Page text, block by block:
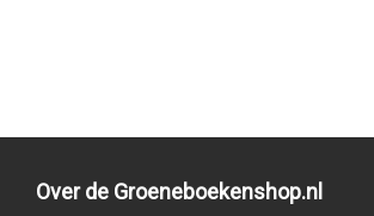
Over de Groeneboekenshop.nl